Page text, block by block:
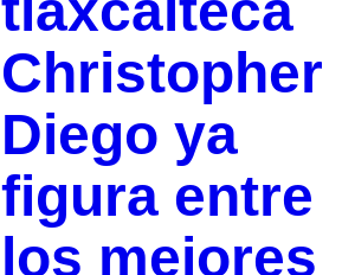
Christopher
Diego ya
figura entre
los mejores